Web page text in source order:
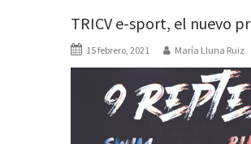
TRICV e-sport, el nuevo
15 febrero, 2021 María Lluna Ruiz